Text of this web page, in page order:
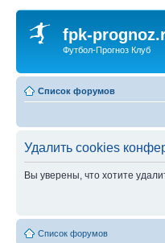
fpk-
Футбол-Прогноз Клуб
Список форумов
Удалить cookies
Вы уверены, что хотите
Список форумов